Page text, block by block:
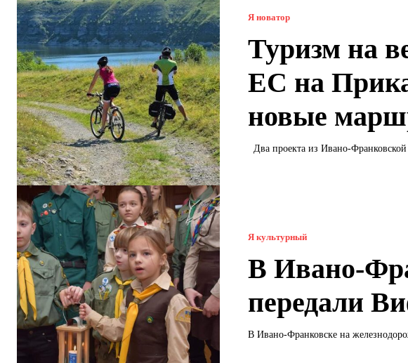
Я новатор
Туризм на
ЕС на
новые
Два проекта из Ивано-Франковской
Я культурный
В Ивано-
передали
В Ивано-Франковске на